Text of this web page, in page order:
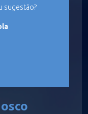
sugestão?